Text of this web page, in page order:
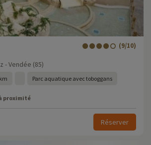
(9/10)
- Vendée (85)
Parc aquatique avec toboggans
proximité
Réserver